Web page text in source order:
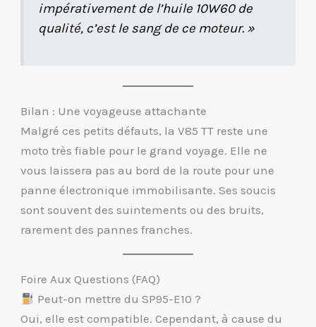
impérativement de l’huile 10W60 de
qualité, c’est le sang de ce moteur. »
Bilan : Une voyageuse attachante
Malgré ces petits défauts, la V85 TT reste une
moto très fiable pour le grand voyage. Elle ne
vous laissera pas au bord de la route pour une
panne électronique immobilisante. Ses soucis
sont souvent des suintements ou des bruits,
rarement des pannes franches.
Foire Aux Questions (FAQ)
Peut-on mettre du SP95-E10 ?
Oui, elle est compatible. Cependant, à cause du